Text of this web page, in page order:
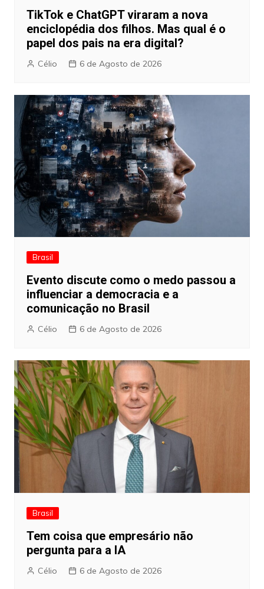
TikTok e ChatGPT viraram a nova
enciclopédia dos filhos. Mas qual é o
papel dos pais na era digital?
Célio 6 de Agosto de 2026
Brasil
Evento discute como o medo passou a
influenciar a democracia e a
comunicação no Brasil
Célio 6 de Agosto de 2026
Brasil
Tem coisa que empresário não
pergunta para a IA
Célio 6 de Agosto de 2026